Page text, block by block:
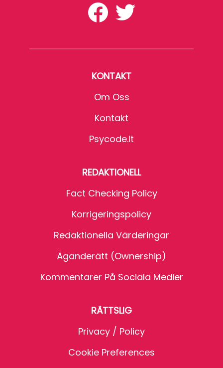
KONTAKT
Om Oss
Kontakt
Psycode.it
REDAKTIONELL
Fact Checking Policy
Korrigeringspolicy
Redaktionella Värderingar
Äganderätt (Ownership)
Kommentarer På Sociala Medier
RÄTTSLIG
Privacy / Policy
Cookie Preferences